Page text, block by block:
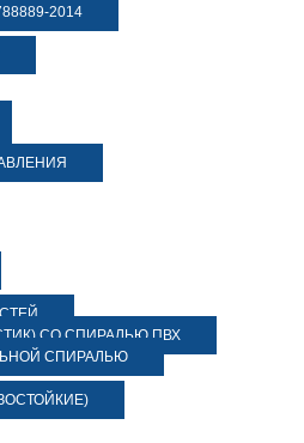
2014
СО СПИРАЛЬЮ ПВХ
СПИРАЛЬЮ